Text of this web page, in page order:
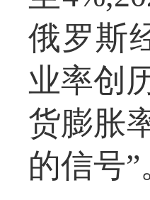
俄罗斯
业率创
货膨胀
的信号”